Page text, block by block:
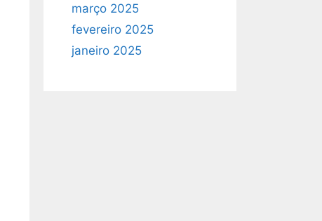
março 2025
fevereiro 2025
janeiro 2025